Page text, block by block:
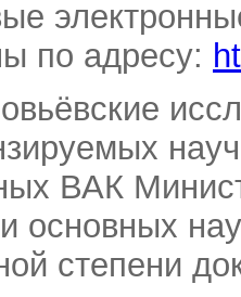
по адресу:
ВАК
основных
степени